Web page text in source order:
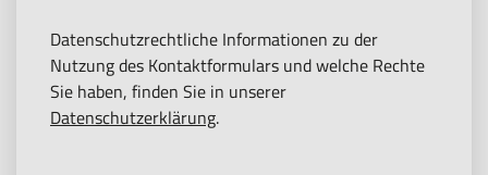
Datenschutzrechtliche Informationen zu der
Nutzung des Kontaktformulars und welche Rechte
Sie haben, finden Sie in unserer
Datenschutzerklärung.